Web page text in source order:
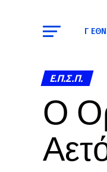
Γ
Ε.Π.Σ.Π.
Ο